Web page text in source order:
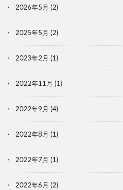
2026年5月 (2)
2025年5月 (2)
2023年2月 (1)
2022年11月 (1)
2022年9月 (4)
2022年8月 (1)
2022年7月 (1)
2022年6月 (2)